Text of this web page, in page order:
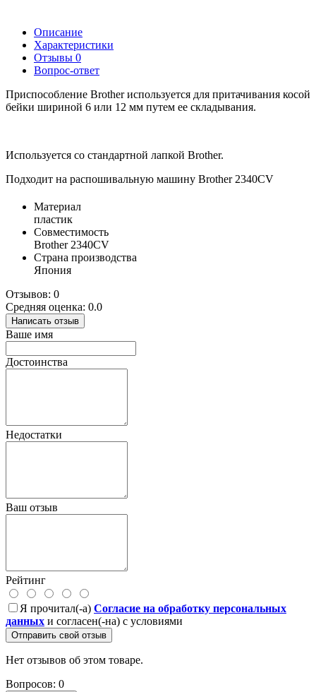
Описание
Характеристики
Отзывы 0
Вопрос-ответ
Приспособление Brother используется для притачивания косой
бейки шириной 6 или 12 мм путем ее складывания.
Используется со стандартной лапкой Brother.
Подходит на распошивальную машину Brother 2340CV
Материал
пластик
Совместимость
Brother 2340CV
Страна производства
Япония
Отзывов: 0
Средняя оценка: 0.0
Написать отзыв
Ваше имя
Достоинства
Недостатки
Ваш отзыв
Рейтинг
Я прочитал(-а) Согласие на обработку персональных
данных и согласен(-на) с условиями
Отправить свой отзыв
Нет отзывов об этом товаре.
Вопросов: 0